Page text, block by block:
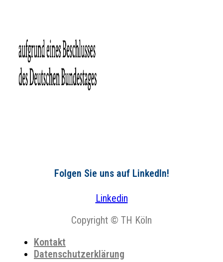
Folgen Sie uns auf LinkedIn!
Linkedin
Copyright © TH Köln
Kontakt
Datenschutzerklärung